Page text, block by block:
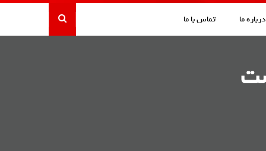
درباره ما تماس با ما